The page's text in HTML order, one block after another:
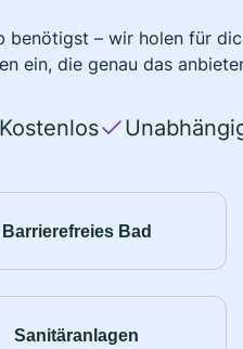
– wir holen für
ein, die genau das
Kostenlos
Barrierefreies Bad
Sanitäranlagen